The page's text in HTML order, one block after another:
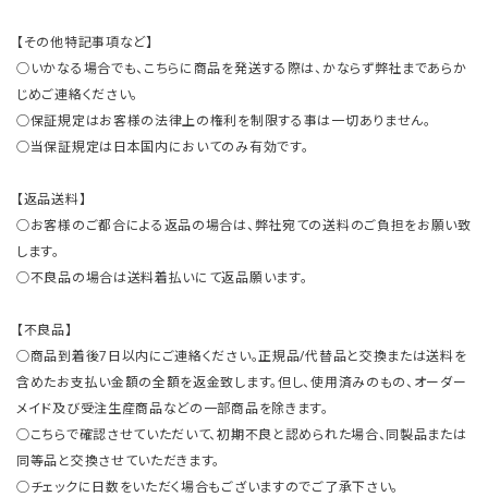
【その他特記事項など】
○いかなる場合でも、こちらに商品を発送する際は、かならず弊社まであらか
じめご連絡ください。
○保証規定はお客様の法律上の権利を制限する事は一切ありません。
○当保証規定は日本国内においてのみ有効です。
【返品送料】
○お客様のご都合による返品の場合は、弊社宛ての送料のご負担をお願い致
します。
○不良品の場合は送料着払いにて返品願います。
【不良品】
○商品到着後7日以内にご連絡ください。正規品/代替品と交換または送料を
含めたお支払い金額の全額を返金致します。但し、使用済みのもの、オーダー
メイド及び受注生産商品などの一部商品を除きます。
○こちらで確認させていただいて、初期不良と認められた場合、同製品または
同等品と交換させていただきます。
○チェックに日数をいただく場合もございますのでご了承下さい。